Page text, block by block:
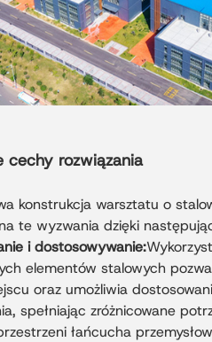
cechy rozwiązania
konstrukcja warsztatu o
te wyzwania dzięki
i dostosowywanie:
elementów stalowych
oraz umożliwia
spełniając zróżnicowane
łańcucha